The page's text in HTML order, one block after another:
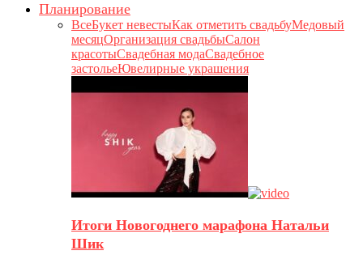
Планирование
ВсеБукет невестыКак отметить свадьбуМедовый
месяцОрганизация свадьбыСалон
красотыСвадебная модаСвадебное
застольеЮвелирные украшения
Итоги Новогоднего марафона Натальи
Шик